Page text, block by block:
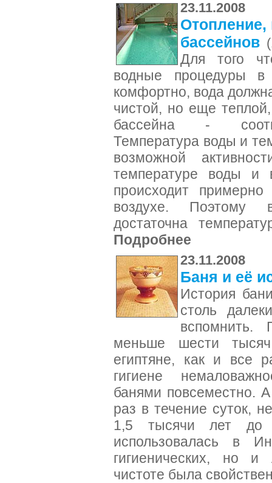
23.11.2008
Отопление,
бассейнов
Для того
водные процедуры в
комфортно, вода
чистой, но еще
бассейна -
Температура воды и
возможной
температуре воды и
происходит
воздухе. Поэтому
достаточна
Подробнее
23.11.2008
Баня и её
История
столь
меньше шести
египтяне, как и все
гигиене
банями повсеместно.
раз в течение суток,
1,5 тысячи лет
использовалась в
гигиенических, но
чистоте была